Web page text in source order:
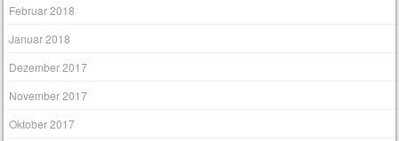
Februar 2018
Januar 2018
Dezember 2017
November 2017
Oktober 2017